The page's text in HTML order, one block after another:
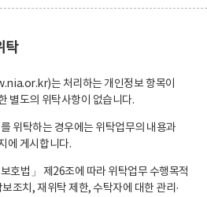
탁
는 처리하는 개인정보 항목이
별도의 위탁사항이 없습니다.
위탁하는 경우에는 위탁업무의 내용과
에 게시합니다.
호법」 제26조에 따라 위탁업무 수행목적
조치, 재위탁 제한, 수탁자에 대한 관리·